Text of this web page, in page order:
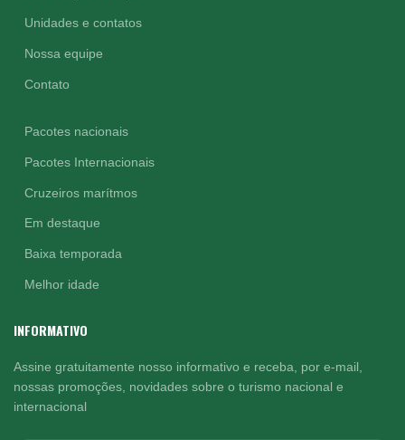
Unidades e contatos
Nossa equipe
Contato
Pacotes nacionais
Pacotes Internacionais
Cruzeiros marítmos
Em destaque
Baixa temporada
Melhor idade
INFORMATIVO
Assine gratuitamente nosso informativo e receba, por e-mail,
nossas promoções, novidades sobre o turismo nacional e
internacional